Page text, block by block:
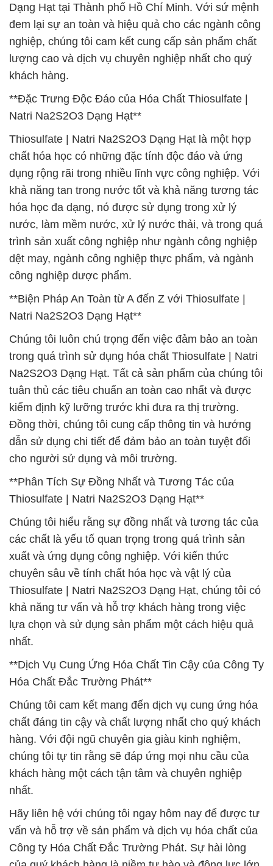
Dạng Hạt tại Thành phố Hồ Chí Minh. Với sứ mệnh
đem lại sự an toàn và hiệu quả cho các ngành công
nghiệp, chúng tôi cam kết cung cấp sản phẩm chất
lượng cao và dịch vụ chuyên nghiệp nhất cho quý
khách hàng.
**Đặc Trưng Độc Đáo của Hóa Chất Thiosulfate |
Natri Na2S2O3 Dạng Hạt**
Thiosulfate | Natri Na2S2O3 Dạng Hạt là một hợp
chất hóa học có những đặc tính độc đáo và ứng
dụng rộng rãi trong nhiều lĩnh vực công nghiệp. Với
khả năng tan trong nước tốt và khả năng tương tác
hóa học đa dạng, nó được sử dụng trong xử lý
nước, làm mềm nước, xử lý nước thải, và trong quá
trình sản xuất công nghiệp như ngành công nghiệp
dệt may, ngành công nghiệp thực phẩm, và ngành
công nghiệp dược phẩm.
**Biện Pháp An Toàn từ A đến Z với Thiosulfate |
Natri Na2S2O3 Dạng Hạt**
Chúng tôi luôn chú trọng đến việc đảm bảo an toàn
trong quá trình sử dụng hóa chất Thiosulfate | Natri
Na2S2O3 Dạng Hạt. Tất cả sản phẩm của chúng tôi
tuân thủ các tiêu chuẩn an toàn cao nhất và được
kiểm định kỹ lưỡng trước khi đưa ra thị trường.
Đồng thời, chúng tôi cung cấp thông tin và hướng
dẫn sử dụng chi tiết để đảm bảo an toàn tuyệt đối
cho người sử dụng và môi trường.
**Phân Tích Sự Đồng Nhất và Tương Tác của
Thiosulfate | Natri Na2S2O3 Dạng Hạt**
Chúng tôi hiểu rằng sự đồng nhất và tương tác của
các chất là yếu tố quan trọng trong quá trình sản
xuất và ứng dụng công nghiệp. Với kiến thức
chuyên sâu về tính chất hóa học và vật lý của
Thiosulfate | Natri Na2S2O3 Dạng Hạt, chúng tôi có
khả năng tư vấn và hỗ trợ khách hàng trong việc
lựa chọn và sử dụng sản phẩm một cách hiệu quả
nhất.
**Dịch Vụ Cung Ứng Hóa Chất Tin Cậy của Công Ty
Hóa Chất Đắc Trường Phát**
Chúng tôi cam kết mang đến dịch vụ cung ứng hóa
chất đáng tin cậy và chất lượng nhất cho quý khách
hàng. Với đội ngũ chuyên gia giàu kinh nghiệm,
chúng tôi tự tin rằng sẽ đáp ứng mọi nhu cầu của
khách hàng một cách tận tâm và chuyên nghiệp
nhất.
Hãy liên hệ với chúng tôi ngay hôm nay để được tư
vấn và hỗ trợ về sản phẩm và dịch vụ hóa chất của
Công ty Hóa Chất Đắc Trường Phát. Sự hài lòng